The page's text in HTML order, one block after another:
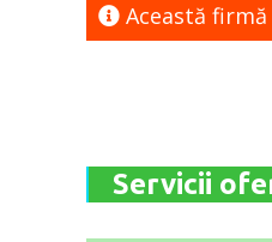
Această
Servicii